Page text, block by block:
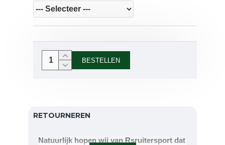
BESTELLEN
RETOURNEREN
Natuurlijk hopen wij van Rsruitersport dat